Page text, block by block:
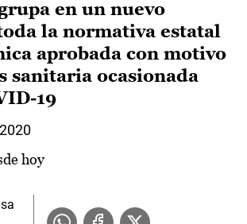
en un nuevo
la normativa estatal
aprobada con motivo
sanitaria ocasionada
19
hoy